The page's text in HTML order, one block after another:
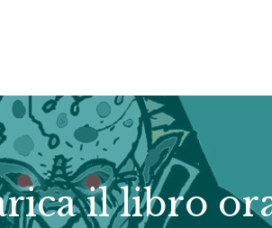
il libro